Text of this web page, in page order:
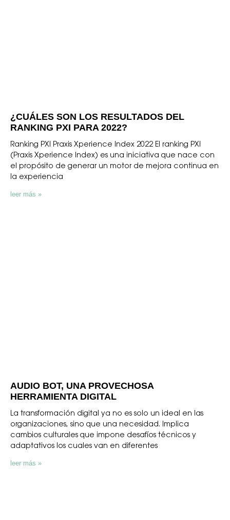
¿CUÁLES SON LOS RESULTADOS DEL
RANKING PXI PARA 2022?
Ranking PXI Praxis Xperience Index 2022 El ranking PXI
(Praxis Xperience Index) es una iniciativa que nace con
el propósito de generar un motor de mejora continua en
la experiencia
leer más »
AUDIO BOT, UNA PROVECHOSA
HERRAMIENTA DIGITAL
La transformación digital ya no es solo un ideal en las
organizaciones, sino que una necesidad. Implica
cambios culturales que impone desafíos técnicos y
adaptativos los cuales van en diferentes
leer más »